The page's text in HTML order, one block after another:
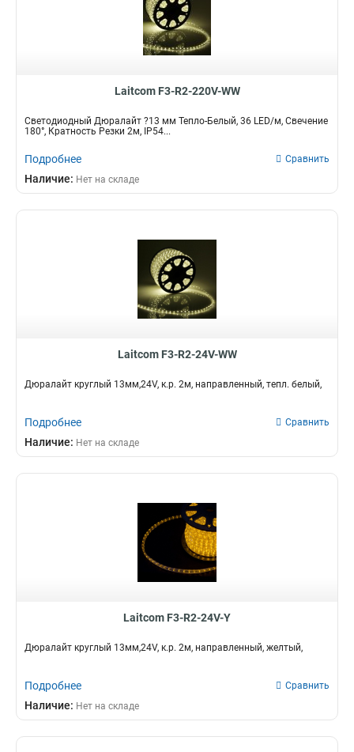
Laitcom F3-R2-220V-WW
Светодиодный Дюралайт ?13 мм Тепло-Белый, 36 LED/м, Свечение
180°, Кратность Резки 2м, IP54...
Подробнее Сравнить
Наличие: Нет на складе
Laitcom F3-R2-24V-WW
Дюралайт круглый 13мм,24V, к.р. 2м, направленный, тепл. белый,
Подробнее Сравнить
Наличие: Нет на складе
Laitcom F3-R2-24V-Y
Дюралайт круглый 13мм,24V, к.р. 2м, направленный, желтый,
Подробнее Сравнить
Наличие: Нет на складе